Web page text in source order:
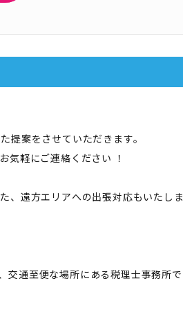
案をさせていただきます。
気軽にご連絡ください ！
、遠方エリアへの出張対応もいたしま
交通至便な場所にある税理士事務所で